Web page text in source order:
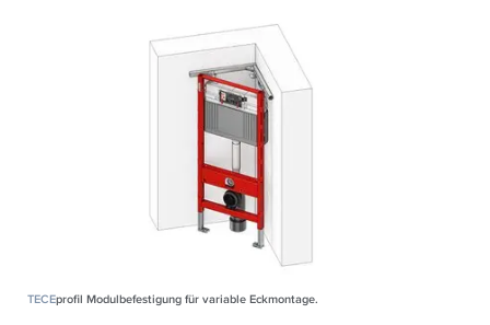
TECEprofil Modulbefestigung für variable Eckmontage.